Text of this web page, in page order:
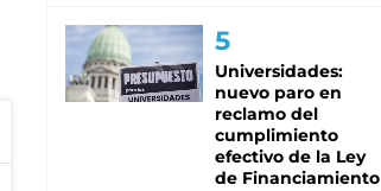
Universidades:
nuevo paro en
reclamo del
cumplimiento
efectivo de la Ley
de Financiamiento